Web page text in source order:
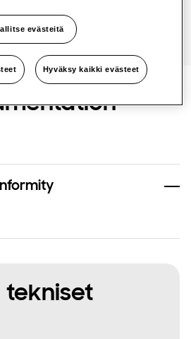
tekniset
evästeitä
Hyväksy kaikki evästeet